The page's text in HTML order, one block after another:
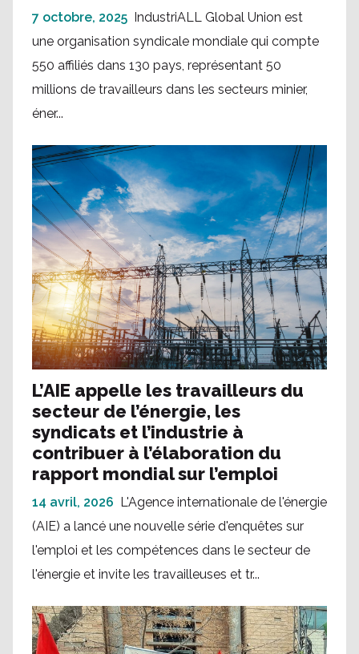
7 octobre, 2025 IndustriALL Global Union est
une organisation syndicale mondiale qui compte
550 affiliés dans 130 pays, représentant 50
millions de travailleurs dans les secteurs minier,
éner...
L’AIE appelle les travailleurs du
secteur de l’énergie, les
syndicats et l’industrie à
contribuer à l’élaboration du
rapport mondial sur l’emploi
14 avril, 2026 L'Agence internationale de l'énergie
(AIE) a lancé une nouvelle série d'enquêtes sur
l'emploi et les compétences dans le secteur de
l'énergie et invite les travailleuses et tr...